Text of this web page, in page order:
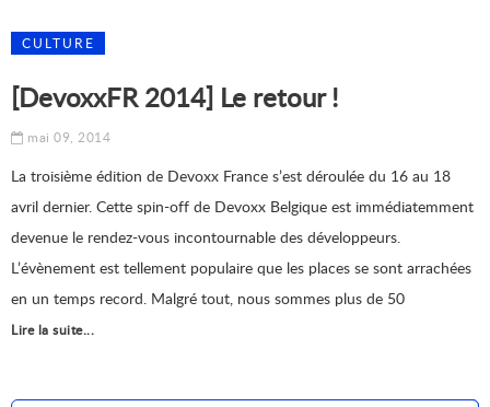
CULTURE
[DevoxxFR 2014] Le retour !
mai 09, 2014
La troisième édition de Devoxx France s’est déroulée du 16 au 18
avril dernier. Cette spin-off de Devoxx Belgique est immédiatemment
devenue le rendez-vous incontournable des développeurs.
L’évènement est tellement populaire que les places se sont arrachées
en un temps record. Malgré tout, nous sommes plus de 50
Lire la suite...